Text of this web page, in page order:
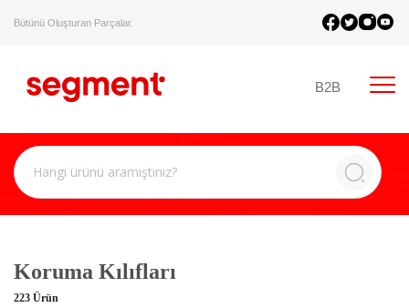
Bütünü Oluşturan Parçalar.
B2B
Koruma Kılıfları
223 Ürün